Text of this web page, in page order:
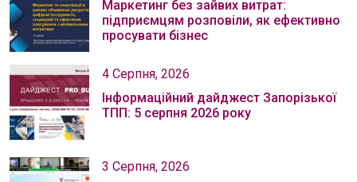
Маркетинг без зайвих витрат:
підприємцям розповіли, як ефективно
просувати бізнес
4 Серпня, 2026
Інформаційний дайджест Запорізької
ТПП: 5 серпня 2026 року
3 Серпня, 2026